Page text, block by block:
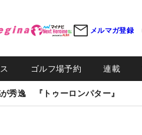
メルマガ登録
ゴルフ場予約 連載
秀逸 『トゥーロンパター』